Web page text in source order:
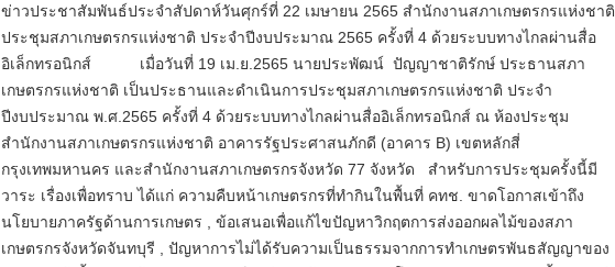
ข่าวประชาสัมพันธ์ประจำสัปดาห์วันศุกร์ที่ 22 เมษายน 2565 สำนักงานสภาเกษตรกรแห่งชาติ
ประชุมสภาเกษตรกรแห่งชาติ ประจำปีงบประมาณ 2565 ครั้งที่ 4 ด้วยระบบทางไกลผ่านสื่อ
อิเล็กทรอนิกส์ เมื่อวันที่ 19 เม.ย.2565 นายประพัฒน์ ปัญญาชาติรักษ์ ประธานสภา
เกษตรกรแห่งชาติ เป็นประธานและดำเนินการประชุมสภาเกษตรกรแห่งชาติ ประจำ
ปีงบประมาณ พ.ศ.2565 ครั้งที่ 4 ด้วยระบบทางไกลผ่านสื่ออิเล็กทรอนิกส์ ณ ห้องประชุม
สำนักงานสภาเกษตรกรแห่งชาติ อาคารรัฐประศาสนภักดี (อาคาร B) เขตหลักสี่
กรุงเทพมหานคร และสำนักงานสภาเกษตรกรจังหวัด 77 จังหวัด สำหรับการประชุมครั้งนี้มี
วาระ เรื่องเพื่อทราบ ได้แก่ ความคืบหน้าเกษตรกรที่ทำกินในพื้นที่ คทช. ขาดโอกาสเข้าถึง
นโยบายภาครัฐด้านการเกษตร , ข้อเสนอเพื่อแก้ไขปัญหาวิกฤตการส่งออกผลไม้ของสภา
เกษตรกรจังหวัดจันทบุรี , ปัญหาการไม่ได้รับความเป็นธรรมจากการทำเกษตรพันธสัญญาของ